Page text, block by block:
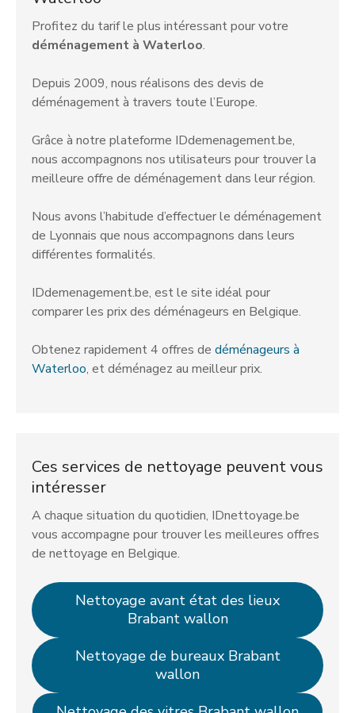
Profitez du tarif le plus intéressant pour votre
déménagement à Waterloo.
Depuis 2009, nous réalisons des devis de
déménagement à travers toute l’Europe.
Grâce à notre plateforme IDdemenagement.be,
nous accompagnons nos utilisateurs pour trouver la
meilleure offre de déménagement dans leur région.
Nous avons l’habitude d’effectuer le déménagement
de Lyonnais que nous accompagnons dans leurs
différentes formalités.
IDdemenagement.be, est le site idéal pour
comparer les prix des déménageurs en Belgique.
Obtenez rapidement 4 offres de déménageurs à
Waterloo, et déménagez au meilleur prix.
Ces services de nettoyage peuvent vous
intéresser
A chaque situation du quotidien, IDnettoyage.be
vous accompagne pour trouver les meilleures offres
de nettoyage en Belgique.
Nettoyage avant état des lieux
Brabant wallon
Nettoyage de bureaux Brabant
wallon